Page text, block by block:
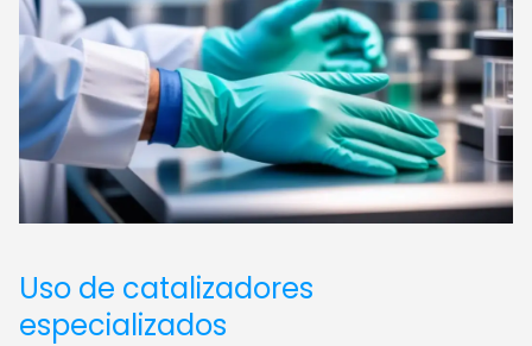
Uso de catalizadores
especializados